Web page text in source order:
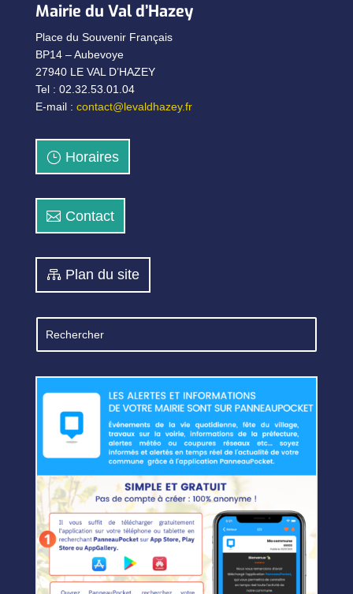
Mairie du Val d’Hazey
Place du Souvenir Français
BP14 – Aubevoye
27940 LE VAL D’HAZEY
Tel : 02.32.53.01.04
E-mail : contact@levaldhazey.fr
Horaires
Contact
Plan du site